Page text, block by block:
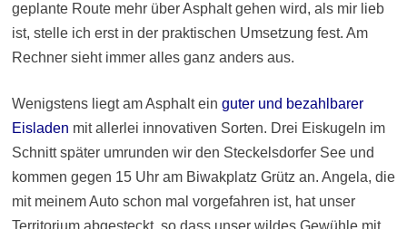
geplante Route mehr über Asphalt gehen wird, als mir lieb
ist, stelle ich erst in der praktischen Umsetzung fest. Am
Rechner sieht immer alles ganz anders aus.
Wenigstens liegt am Asphalt ein guter und bezahlbarer
Eisladen mit allerlei innovativen Sorten. Drei Eiskugeln im
Schnitt später umrunden wir den Steckelsdorfer See und
kommen gegen 15 Uhr am Biwakplatz Grütz an. Angela, die
mit meinem Auto schon mal vorgefahren ist, hat unser